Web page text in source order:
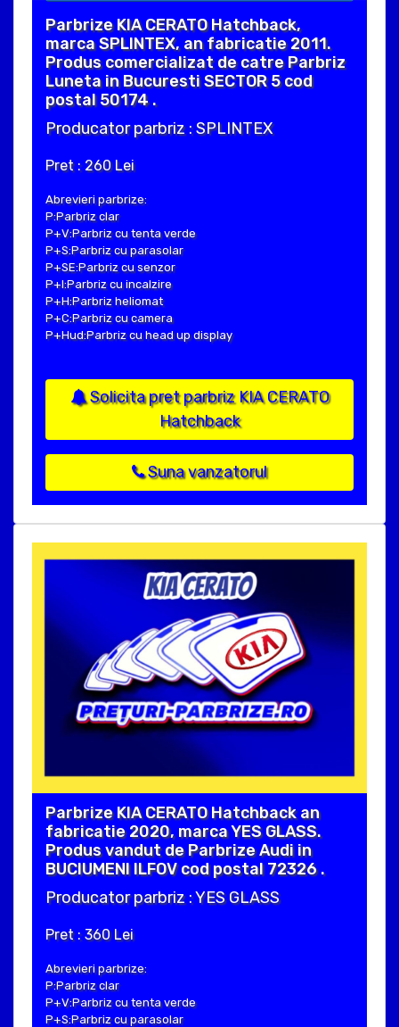
Parbrize KIA CERATO Hatchback,
marca SPLINTEX, an fabricatie 2011.
Produs comercializat de catre Parbriz
Luneta in Bucuresti SECTOR 5 cod
postal 50174 .
Producator parbriz : SPLINTEX
Pret : 260 Lei
Abrevieri parbrize:
P:Parbriz clar
P+V:Parbriz cu tenta verde
P+S:Parbriz cu parasolar
P+SE:Parbriz cu senzor
P+I:Parbriz cu incalzire
P+H:Parbriz heliomat
P+C:Parbriz cu camera
P+Hud:Parbriz cu head up display
Solicita pret parbriz KIA CERATO
Hatchback
Suna vanzatorul
Parbrize KIA CERATO Hatchback an
fabricatie 2020, marca YES GLASS.
Produs vandut de Parbrize Audi in
BUCIUMENI ILFOV cod postal 72326 .
Producator parbriz : YES GLASS
Pret : 360 Lei
Abrevieri parbrize:
P:Parbriz clar
P+V:Parbriz cu tenta verde
P+S:Parbriz cu parasolar